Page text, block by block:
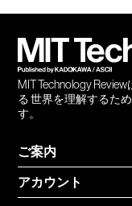
MIT Technology
る 世界を理解するた
す。
ご案内
アカウント